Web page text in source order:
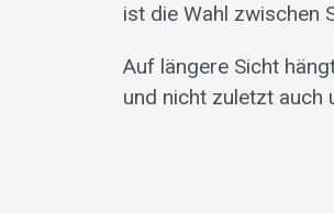
ist die Wahl zwischen
Auf längere Sicht
und nicht zuletzt auch